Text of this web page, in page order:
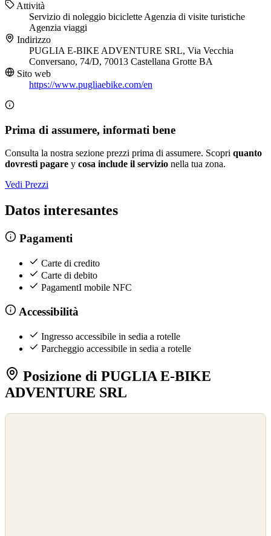
Attività
Servizio di noleggio biciclette Agenzia di visite turistiche
Agenzia viaggi
Indirizzo
PUGLIA E-BIKE ADVENTURE SRL, Via Vecchia
Conversano, 74/D, 70013 Castellana Grotte BA
Sito web
https://www.pugliaebike.com/en
Prima di assumere, informati bene
Consulta la nostra sezione prezzi prima di assumere. Scopri quanto
dovresti pagare y cosa include il servizio nella tua zona.
Vedi Prezzi
Datos interesantes
Pagamenti
Carte di credito
Carte di debito
PagamentI mobile NFC
Accessibilità
Ingresso accessibile in sedia a rotelle
Parcheggio accessibile in sedia a rotelle
Posizione di PUGLIA E-BIKE
ADVENTURE SRL